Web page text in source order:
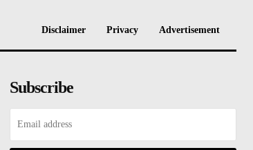
Disclaimer Privacy Advertisement
Subscribe